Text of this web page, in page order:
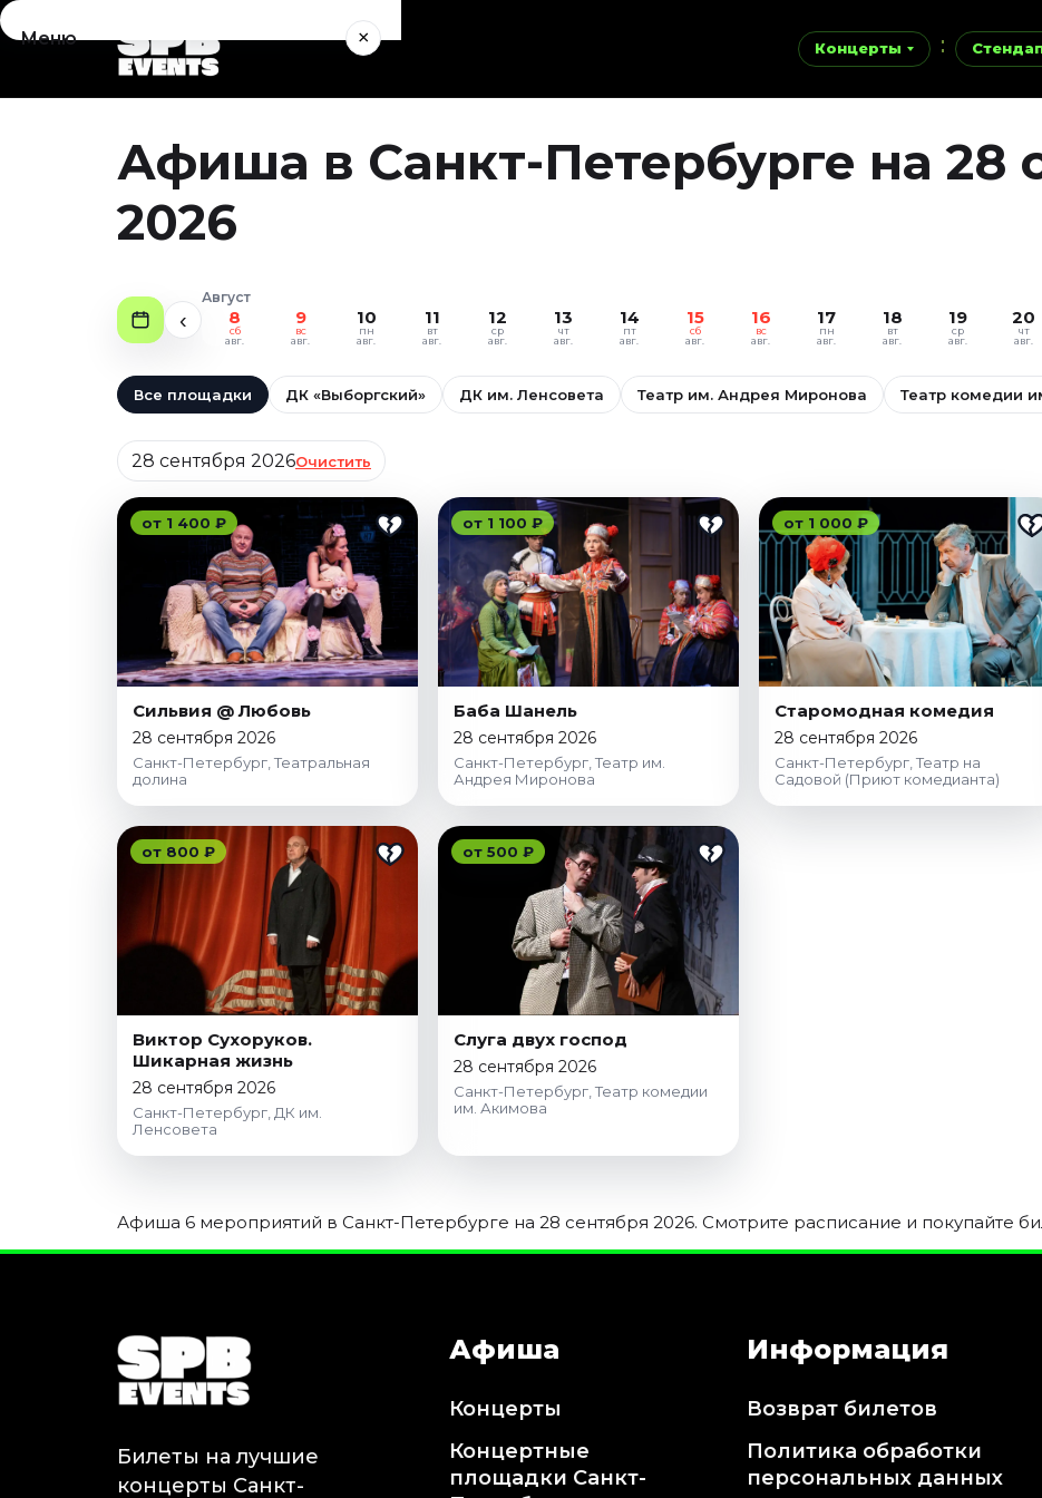
Концерты
Меню ×
Концерты
Сентябрь 2026
Ноябрь 2026
Сентябрь 2026
Октябрь 2026
Ноябрь 2026
Декабрь 2026
Январь 2027
Ноябрь 2026
Декабрь 2026
Январь 2027
Сентябрь 2026
Декабрь 2026
Ноябрь 2026
Декабрь 2026
Январь 2027
Афиша в Санкт-Петербурге на 28
2026
‹
Август
8
сб
авг.
9
вс
авг.
10
пн
авг.
11
вт
авг.
12
ср
авг.
13
чт
авг.
14
пт
авг.
15
сб
авг.
16
вс
авг.
17
пн
авг.
18
вт
авг.
19
ср
авг.
20
чт
авг.
Все площадки ДК «Выборгский» ДК им. Ленсовета Театр им. Андрея Миронова Театр комедии
Дата
28 сентября 2026Очистить
от 1 400 ₽
Сильвия @ Любовь
28 сентября 2026
Санкт-Петербург, Театральная
долина
от 1 100 ₽
Баба Шанель
28 сентября 2026
Санкт-Петербург, Театр им.
Андрея Миронова
от 1 000 ₽
Старомодная комедия
28 сентября 2026
Санкт-Петербург, Театр на
Садовой (Приют комедианта)
от 800 ₽
Виктор Сухоруков.
Шикарная жизнь
28 сентября 2026
Санкт-Петербург, ДК им.
Ленсовета
от 500 ₽
Слуга двух господ
28 сентября 2026
Санкт-Петербург, Театр комедии
им. Акимова
Афиша 6 мероприятий в Санкт-Петербурге на 28 сентября 2026. Смотрите расписание и покупайте
Билеты на лучшие
концерты Санкт-
Афиша
Концерты
Концертные
площадки Санкт-
Информация
Возврат билетов
Политика обработки
персональных данных